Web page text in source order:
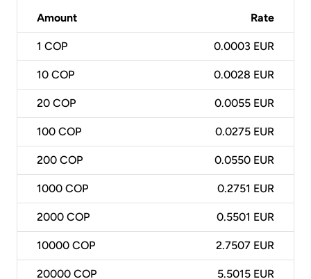
Amount Rate
1 COP 0.0003 EUR
10 COP 0.0028 EUR
20 COP 0.0055 EUR
100 COP 0.0275 EUR
200 COP 0.0550 EUR
1000 COP 0.2751 EUR
2000 COP 0.5501 EUR
10000 COP 2.7507 EUR
20000 COP 5.5015 EUR